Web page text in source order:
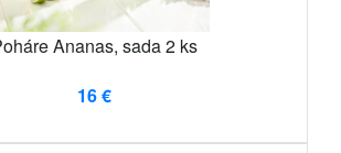
Ananas, sada 2 ks
16 €